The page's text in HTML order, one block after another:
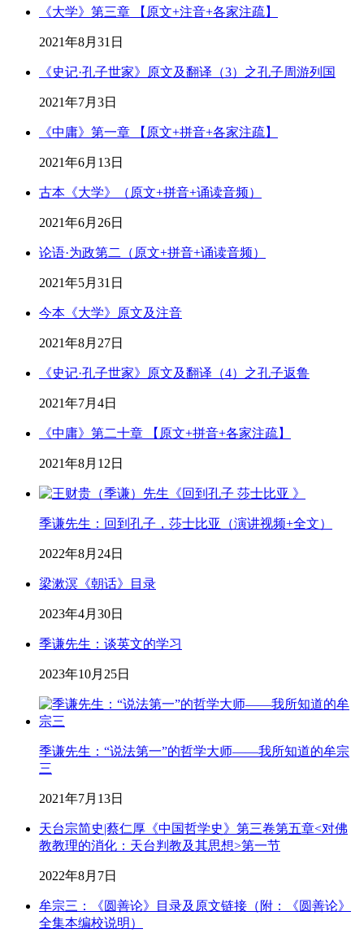
《大学》第三章 【原文+注音+各家注疏】
2021年8月31日
《史记·孔子世家》原文及翻译（3）之孔子周游列国
2021年7月3日
《中庸》第一章 【原文+拼音+各家注疏】
2021年6月13日
古本《大学》（原文+拼音+诵读音频）
2021年6月26日
论语·为政第二（原文+拼音+诵读音频）
2021年5月31日
今本《大学》原文及注音
2021年8月27日
《史记·孔子世家》原文及翻译（4）之孔子返鲁
2021年7月4日
《中庸》第二十章 【原文+拼音+各家注疏】
2021年8月12日
季谦先生：回到孔子，莎士比亚（演讲视频+全文）
2022年8月24日
梁漱溟《朝话》目录
2023年4月30日
季谦先生：谈英文的学习
2023年10月25日
季谦先生：“说法第一”的哲学大师——我所知道的牟宗
三
2021年7月13日
天台宗简史|蔡仁厚《中国哲学史》第三卷第五章<对佛
教教理的消化：天台判教及其思想>第一节
2022年8月7日
牟宗三：《圆善论》目录及原文链接（附：《圆善论》
全集本编校说明）